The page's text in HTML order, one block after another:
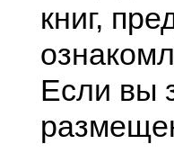
книг,
Если вы